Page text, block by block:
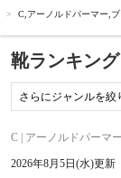
> C,アーノルドパーマー,
靴ランキング
C | アーノルドパーマ
2026年8月5日(水)更新